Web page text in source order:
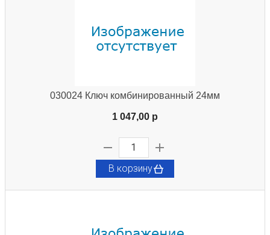
030024 Ключ комбинированный 24мм
1 047,00 p
В корзину